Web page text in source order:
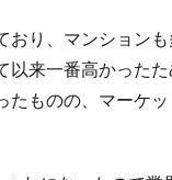
り、マンション
来一番高かった
ものの、マーケ